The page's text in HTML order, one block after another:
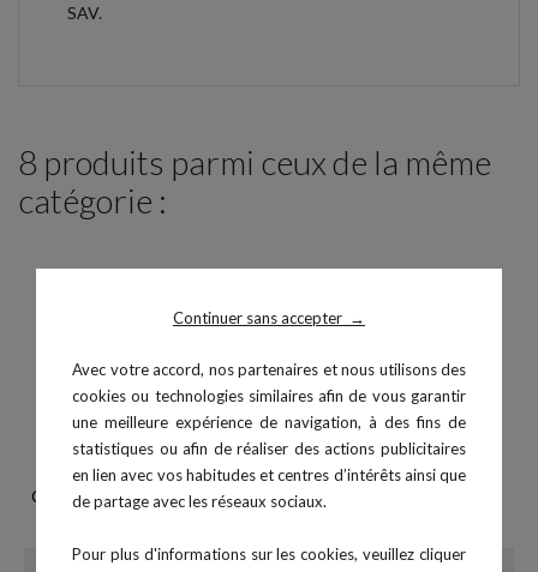
Continuer sans accepter →
Avec votre accord, nos partenaires et nous utilisons des
cookies ou technologies similaires afin de vous garantir
une meilleure expérience de navigation, à des fins de
statistiques ou afin de réaliser des actions publicitaires
en lien avec vos habitudes et centres d’intérêts ainsi que
de partage avec les réseaux sociaux.
Pour plus d'informations sur les cookies, veuillez cliquer
SAV.
8 produits parmi ceux de la même
catégorie :
Chandelle repose barre (paire) Structure fonctionnelle B6